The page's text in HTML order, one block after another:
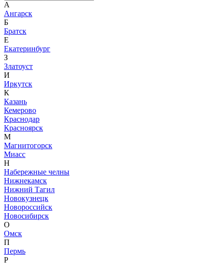
А
Ангарск
Б
Братск
Е
Екатеринбург
З
Златоуст
И
Иркутск
К
Казань
Кемерово
Краснодар
Красноярск
М
Магнитогорск
Миасс
Н
Набережные челны
Нижнекамск
Нижний Тагил
Новокузнецк
Новороссийск
Новосибирск
О
Омск
П
Пермь
Р